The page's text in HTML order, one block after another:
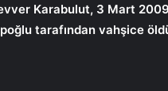
Karabulut, 3 Mart
tarafından vahşice